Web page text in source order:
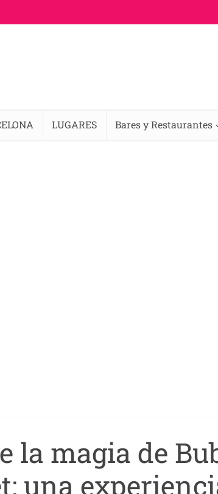
LUGARES Bares y Restaurantes
la magia de
una